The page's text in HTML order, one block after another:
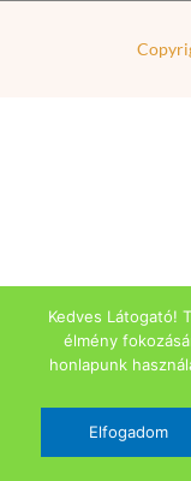
Kedves Látogató!
élmény
honlapunk
Elfogadom